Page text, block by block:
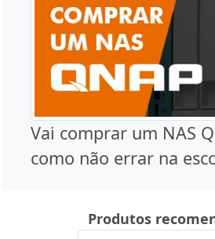
Vai comprar um NAS
como não errar na
Produtos